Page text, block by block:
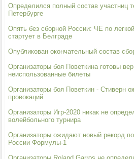
Определился полный состав участниц
Петербурге
Опять без сборной России: ЧЕ по
стартует в Белграде
Опубликован окончательный состав
Организаторы боя Поветкина готовы
неиспользованные билеты
Организаторы боя Поветкин - Стиверн
провокаций
Организаторы Игр-2020 никак не
волейбольного турнира
Организаторы ожидают новый рекорд
России Формулы-1